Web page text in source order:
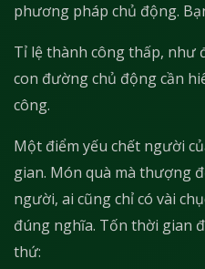
phương pháp chủ động.
Tỉ lệ thành công thấp, như
con đường chủ động cần
công.
Một điểm yếu chết người
gian. Món quà mà thượng
người, ai cũng chỉ có vài
đúng nghĩa. Tốn thời gian
thứ: